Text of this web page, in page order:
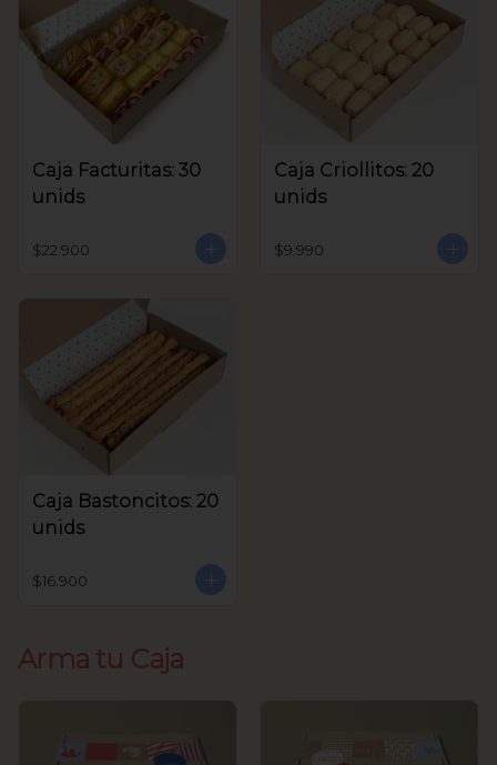
Caja Facturitas: 30
unids
$22.900
Caja Criollitos: 20
unids
$9.990
Caja Bastoncitos: 20
unids
$16.900
Arma tu Caja